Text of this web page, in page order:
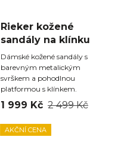
Rieker kožené
sandály na klínku
Dámské kožené sandály s
barevným metalickým
svrškem a pohodlnou
platformou s klínkem.
1 999 Kč 2 499 Kč
AKČNÍ CENA